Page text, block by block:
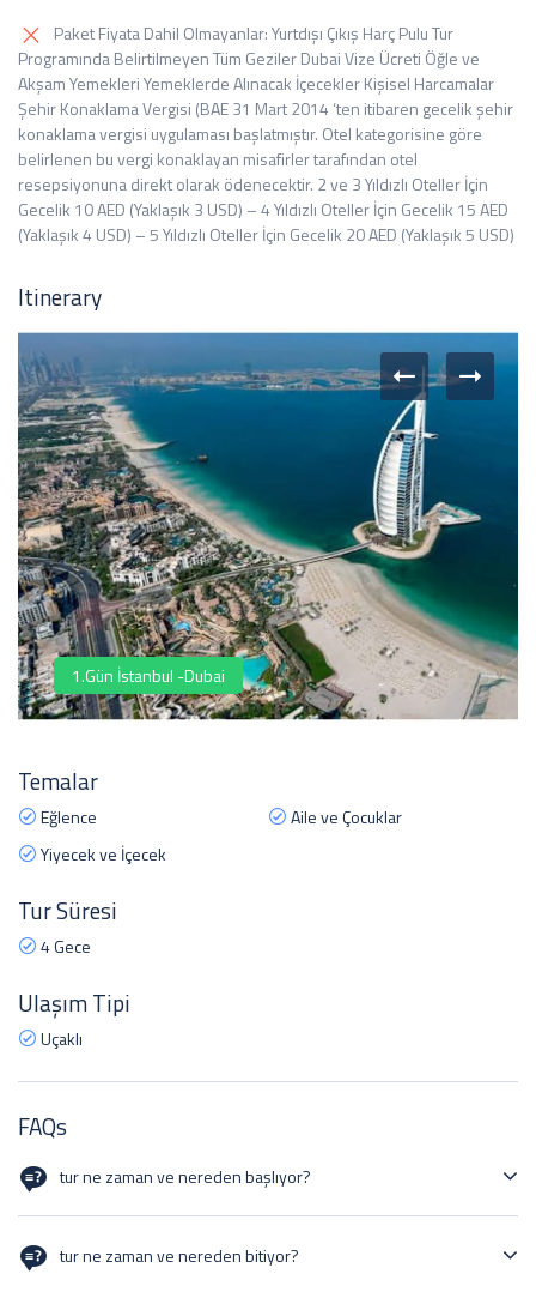
Paket Fiyata Dahil Olmayanlar: Yurtdışı Çıkış Harç Pulu Tur
Programında Belirtilmeyen Tüm Geziler Dubai Vize Ücreti Öğle ve
Akşam Yemekleri Yemeklerde Alınacak İçecekler Kişisel Harcamalar
Şehir Konaklama Vergisi (BAE 31 Mart 2014 ‘ten itibaren gecelik şehir
konaklama vergisi uygulaması başlatmıştır. Otel kategorisine göre
belirlenen bu vergi konaklayan misafirler tarafından otel
resepsiyonuna direkt olarak ödenecektir. 2 ve 3 Yıldızlı Oteller İçin
Gecelik 10 AED (Yaklaşık 3 USD) – 4 Yıldızlı Oteller İçin Gecelik 15 AED
(Yaklaşık 4 USD) – 5 Yıldızlı Oteller İçin Gecelik 20 AED (Yaklaşık 5 USD)
Itinerary
1.Gün İstanbul -Dubai
Temalar
Eğlence
Aile ve Çocuklar
Yiyecek ve İçecek
Tur Süresi
4 Gece
Ulaşım Tipi
Uçaklı
FAQs
tur ne zaman ve nereden başlıyor?
tur ne zaman ve nereden bitiyor?